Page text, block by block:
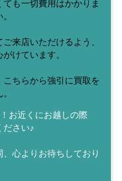
も一切費用はかかりま
来店いただけるよう、
けています。
ちらから強引に買取を
お近くにお越しの際
ださい♪
心よりお待ちしており